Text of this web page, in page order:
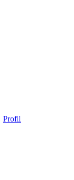
Profil